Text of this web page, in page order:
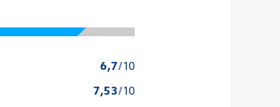
6,7/10
7,53/10